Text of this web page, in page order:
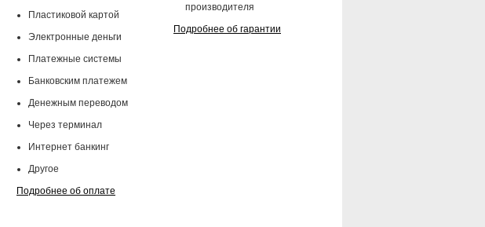
Пластиковой картой
Электронные деньги
Платежные системы
Банковским платежем
Денежным переводом
Через терминал
Интернет банкинг
Другое
Подробнее об оплате
производителя
Подробнее об гарантии